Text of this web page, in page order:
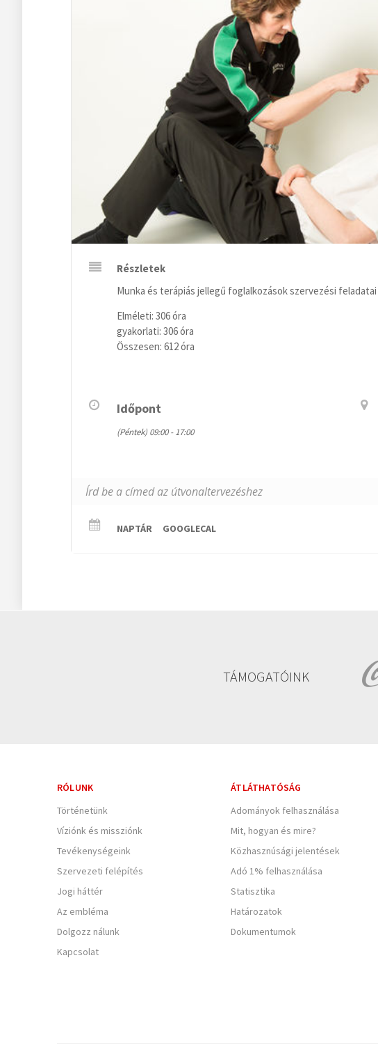
Részletek
Munka és terápiás jellegű foglalkozások szervezési feladatai
Elméleti: 306 óra
gyakorlati: 306 óra
Összesen: 612 óra
Időpont
(Péntek) 09:00 - 17:00
NAPTÁR GOOGLECAL
TÁMOGATÓINK
RÓLUNK
Történetünk
Víziónk és missziónk
Tevékenységeink
Szervezeti felépítés
Jogi háttér
Az embléma
Dolgozz nálunk
Kapcsolat
ÁTLÁTHATÓSÁG
Adományok felhasználása
Mit, hogyan és mire?
Közhasznúsági jelentések
Adó 1% felhasználása
Statisztika
Határozatok
Dokumentumok